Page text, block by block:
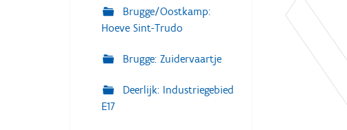
Brugge/Oostkamp:
Hoeve Sint-Trudo
Brugge: Zuidervaartje
Deerlijk: Industriegebied
E17